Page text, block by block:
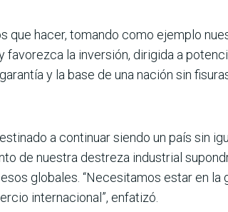
que hacer, tomando como ejemplo
la inversión, dirigida a
y la base de una nación sin
a continuar siendo un país sin
de nuestra destreza industrial
globales. “Necesitamos estar en la
internacional”, enfatizó.